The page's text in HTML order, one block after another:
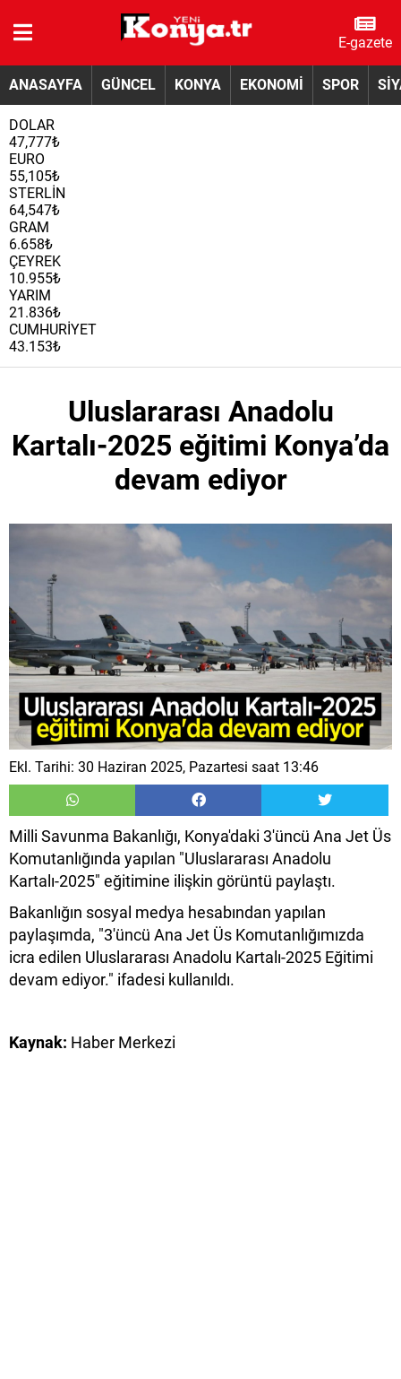
E-gazete
ANASAYFA GÜNCEL KONYA EKONOMİ SPOR
DOLAR
47,777₺
EURO
55,105₺
STERLİN
64,547₺
GRAM
6.658₺
ÇEYREK
10.955₺
YARIM
21.836₺
CUMHURİYET
43.153₺
Uluslararası Anadolu
Kartalı-2025 eğitimi Konya’da
devam ediyor
Ekl. Tarihi: 30 Haziran 2025, Pazartesi saat 13:46
Milli Savunma Bakanlığı, Konya'daki 3'üncü Ana Jet Üs
Komutanlığında yapılan "Uluslararası Anadolu
Kartalı-2025" eğitimine ilişkin görüntü paylaştı.
Bakanlığın sosyal medya hesabından yapılan
paylaşımda, "3'üncü Ana Jet Üs Komutanlığımızda
icra edilen Uluslararası Anadolu Kartalı-2025 Eğitimi
devam ediyor." ifadesi kullanıldı.
Kaynak: Haber Merkezi